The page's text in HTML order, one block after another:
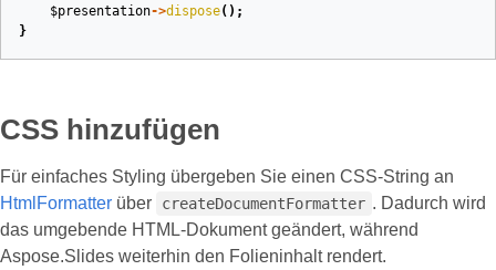
$presentation->dispose();
}
CSS hinzufügen
Für einfaches Styling übergeben Sie einen CSS‑String an
HtmlFormatter über createDocumentFormatter . Dadurch wird
das umgebende HTML‑Dokument geändert, während
Aspose.Slides weiterhin den Folieninhalt rendert.